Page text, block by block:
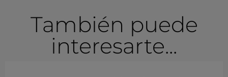
También puede
interesarte...